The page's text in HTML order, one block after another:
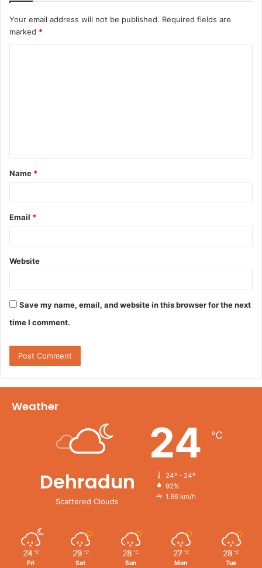
Your email address will not be published. Required fields are
marked *
t
*
Name *
Email *
Website
Save my name, email, and website in this browser for the next
time I comment.
Weather
Dehradun
Scattered Clouds
24 ℃
24º - 24º
92%
1.66 km/h
24 ℃
Fri
29 ℃
Sat
28 ℃
Sun
27 ℃
Mon
28 ℃
Tue